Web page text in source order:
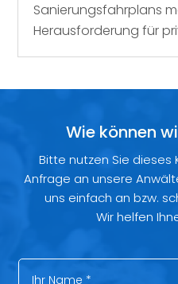
Sanierungsfahrplans
Herausforderung für
Wie können
Bitte nutzen Sie dieses
Anfrage an unsere
uns einfach an bzw.
Wir helfen